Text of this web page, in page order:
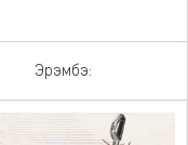
Эрэмбэ: